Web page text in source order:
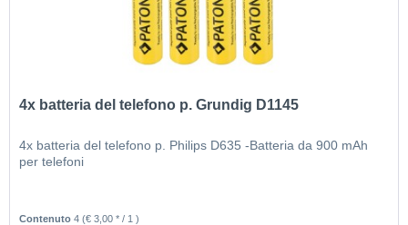
4x batteria del telefono p. Grundig D1145
4x batteria del telefono p. Philips D635 -Batteria da 900 mAh
per telefoni
Contenuto4(€ 3,00 * / 1 )